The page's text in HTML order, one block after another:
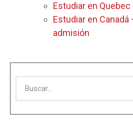
Estudiar en Quebec
Estudiar en Canadá
admisión